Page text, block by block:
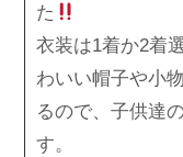
た
衣装は1着か2着
わいい帽子や小
るので、子供達
す。